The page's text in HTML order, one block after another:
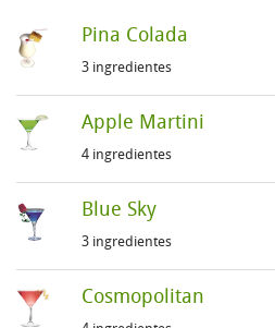
Pina Colada
3 ingredientes
Apple Martini
4 ingredientes
Blue Sky
3 ingredientes
Cosmopolitan